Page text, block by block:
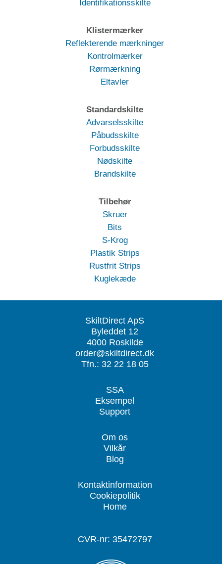
Identifikationsskilte
Klistermærker
Reflekterende mærkninger
Kontrolmærker
Rørmærkning
Eltavler
Standardskilte
Advarselsskilte
Påbudsskilte
Forbudsskilte
Nødskilte
Brandskilte
Tilbehør
Skruer
Bits
S-Krog
Plastik Strips
Rustfrit Strips
Kuglekæde
SkiltDirect ApS
Byleddet 12
4000 Roskilde
order@skiltdirect.dk
Tfn.: 32 22 18 05
SSA
Eksempel
Support
Om os
Vilkår
Blog
Kontaktinformation
Cookiepolitik
Home
CVR-nr: 35472797